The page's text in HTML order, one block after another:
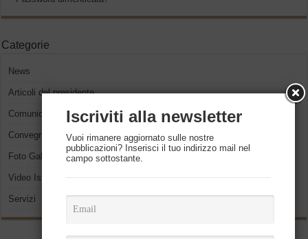
Categorie
News
Articoli del presidente
Comunicati Stampa
Convegni ed eventi
Foto Gallery
Video Istituzionali
Servizi
Iscriviti alla newsletter
Vuoi rimanere aggiornato sulle nostre
pubblicazioni? Inserisci il tuo indirizzo mail nel
campo sottostante.